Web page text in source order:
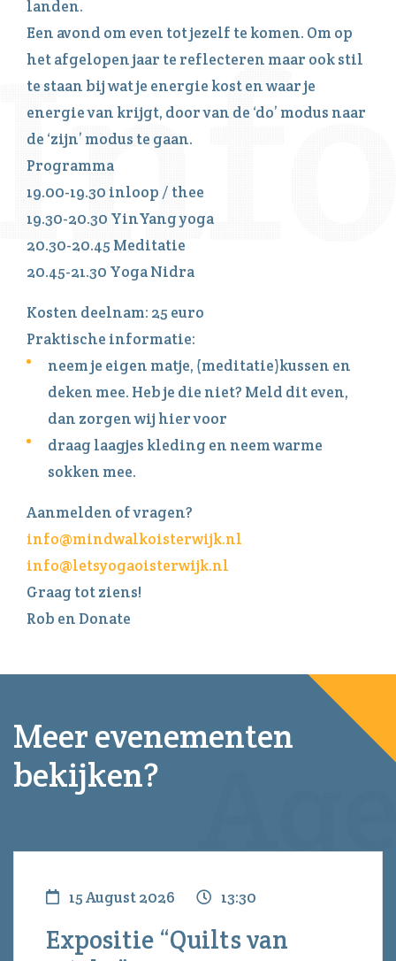
landen.
Een avond om even tot jezelf te komen. Om op
het afgelopen jaar te reflecteren maar ook stil
te staan bij wat je energie kost en waar je
energie van krijgt, door van de ‘do’ modus naar
de ‘zijn’ modus te gaan.
Programma
19.00-19.30 inloop / thee
19.30-20.30 YinYang yoga
20.30-20.45 Meditatie
20.45-21.30 Yoga Nidra
Kosten deelnam: 25 euro
Praktische informatie:
neem je eigen matje, (meditatie)kussen en
deken mee. Heb je die niet? Meld dit even,
dan zorgen wij hier voor
draag laagjes kleding en neem warme
sokken mee.
Aanmelden of vragen?
info@mindwalkoisterwijk.nl
info@letsyogaoisterwijk.nl
Graag tot ziens!
Rob en Donate
Meer evenementen
bekijken?
15 August 2026 13:30
Expositie “Quilts van